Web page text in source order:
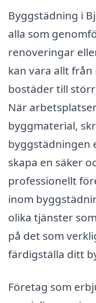
Byggstädning i
alla som
renoveringar
kan vara allt
bostäder till
När
byggmaterial,
byggstädningen
skapa en säker
professionellt
inom
olika tjänster
på det som
färdigställa ditt
Företag som